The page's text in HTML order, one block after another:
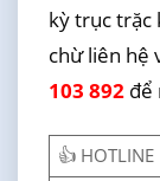
kỳ trục trặc
chừ liên hệ
103 892để
👍 HOTLINE